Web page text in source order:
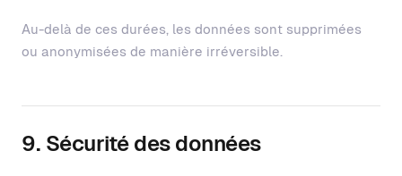
Au-delà de ces durées, les données sont supprimées
ou anonymisées de manière irréversible.
9. Sécurité des données